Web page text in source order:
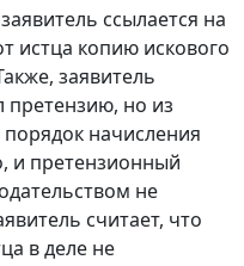
ссылается на
истца копию искового
заявитель
претензию, но из
порядок начисления
и претензионный
не
считает, что
в деле не